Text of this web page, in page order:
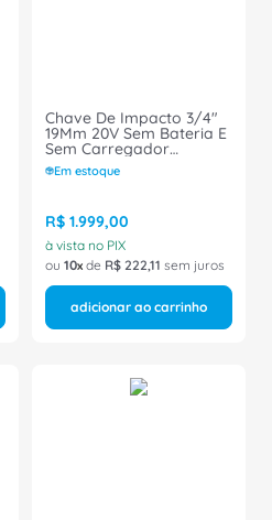
Chave De Impacto 3/4"
19Mm 20V Sem Bateria E
Sem Carregador
DCF897BB3 Dewalt
Em estoque
R$ 1.999,00
à vista no PIX
ou 10 de R$ 222,11 sem juros
adicionar ao carrinho